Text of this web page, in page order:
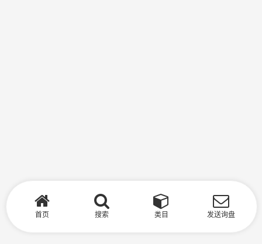
首页 搜索 类目 发送询盘